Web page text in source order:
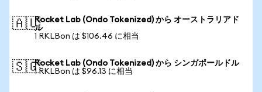
🇦🇺Rocket Lab (Ondo Tokenized) から オーストラリアド
ル
1 RKLBon は $106.46 に相当
🇸🇬Rocket Lab (Ondo Tokenized) から シンガポールドル
1 RKLBon は $96.13 に相当